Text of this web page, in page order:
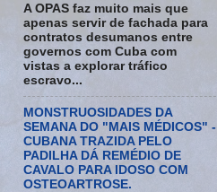
A OPAS faz muito mais que
apenas servir de fachada para
contratos desumanos entre
governos com Cuba com
vistas a explorar tráfico
escravo...
MONSTRUOSIDADES DA
SEMANA DO "MAIS MÉDICOS" -
CUBANA TRAZIDA PELO
PADILHA DÁ REMÉDIO DE
CAVALO PARA IDOSO COM
OSTEOARTROSE.